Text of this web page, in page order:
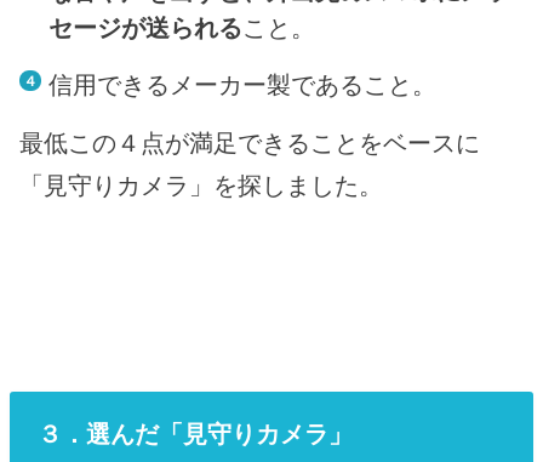
セージが送られること。
信用できるメーカー製であること。
最低この４点が満足できることをベースに
「見守りカメラ」を探しました。
３．選んだ「見守りカメラ」